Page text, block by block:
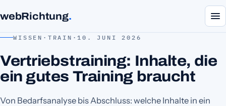
webRichtung.
WISSEN · TRAIN ·10. JUNI 2026
Vertriebstraining: Inhalte, die
ein gutes Training braucht
Von Bedarfsanalyse bis Abschluss: welche Inhalte in ein